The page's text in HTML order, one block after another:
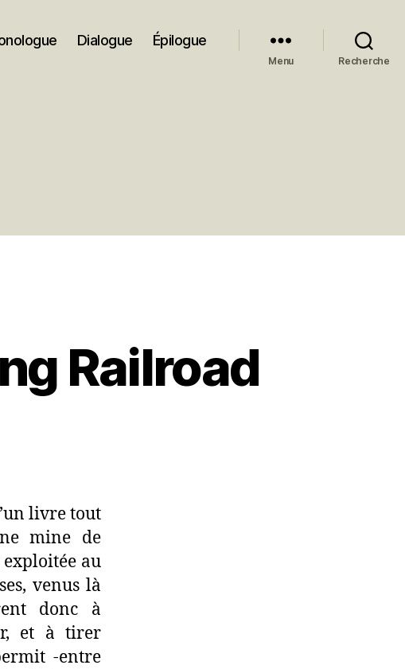
Dialogue Épilogue
Menu Recherche
Railroad
livre tout
mine de
exploitée au
venus là
donc à
et à tirer
-entre